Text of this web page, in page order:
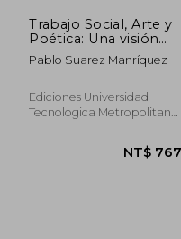
Trabajo Social, Arte y
Poética: Una visión
trasgresora (in
Spanish)
Pablo Suarez Manríquez
Ediciones Universidad
Tecnologica Metropolitana,